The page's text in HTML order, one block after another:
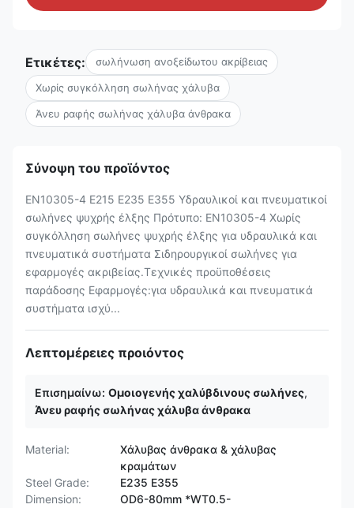
Ετικέτες: σωλήνωση ανοξείδωτου ακρίβειας
Χωρίς συγκόλληση σωλήνας χάλυβα
Άνευ ραφής σωλήνας χάλυβα άνθρακα
Σύνοψη του προϊόντος
EN10305-4 E215 E235 E355 Υδραυλικοί και πνευματικοί
σωλήνες ψυχρής έλξης Πρότυπο: EN10305-4 Χωρίς
συγκόλληση σωλήνες ψυχρής έλξης για υδραυλικά και
πνευματικά συστήματα Σιδηρουργικοί σωλήνες για
εφαρμογές ακριβείας.Τεχνικές προϋποθέσεις
παράδοσης Εφαρμογές:για υδραυλικά και πνευματικά
συστήματα ισχύ...
Λεπτομέρειες προιόντος
Επισημαίνω: Ομοιογενής χαλύβδινους σωλήνες,
Άνευ ραφής σωλήνας χάλυβα άνθρακα
Material:
Χάλυβας άνθρακα & χάλυβας
κραμάτων
Steel Grade:
E235 E355
Dimension:
OD6-80mm *WT0.5-